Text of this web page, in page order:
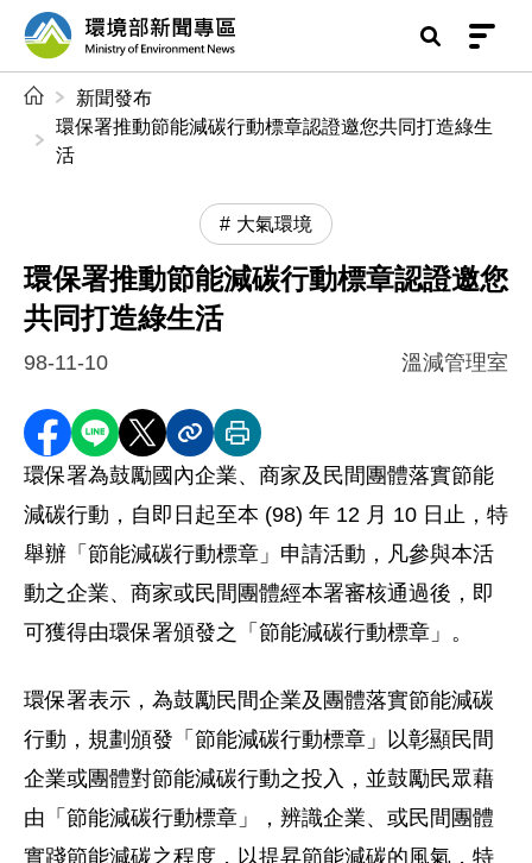
前往中央內容區塊
環境部新聞專區
新聞發布
環保署推動節能減碳行動標章認證邀您共同打造綠生
活
大氣環境
環保署推動節能減碳行動標章認證邀您
共同打造綠生活
98-11-10 溫減管理室
分享至 Facebook
分享到 LINE
分享到 X分享內容連結
列印本頁
環保署為鼓勵國內企業、商家及民間團體落實節能
減碳行動，自即日起至本 (98) 年 12 月 10 日止，特
舉辦「節能減碳行動標章」申請活動，凡參與本活
動之企業、商家或民間團體經本署審核通過後，即
可獲得由環保署頒發之「節能減碳行動標章」。
環保署表示，為鼓勵民間企業及團體落實節能減碳
行動，規劃頒發「節能減碳行動標章」以彰顯民間
企業或團體對節能減碳行動之投入，並鼓勵民眾藉
由「節能減碳行動標章」，辨識企業、或民間團體
實踐節能減碳之程度，以提昇節能減碳的風氣，特